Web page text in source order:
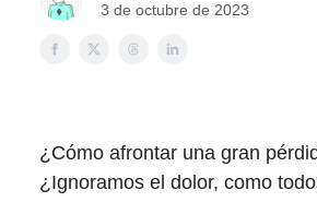
3 de octubre de 2023
¿Cómo afrontar una gran
¿Ignoramos el dolor, como